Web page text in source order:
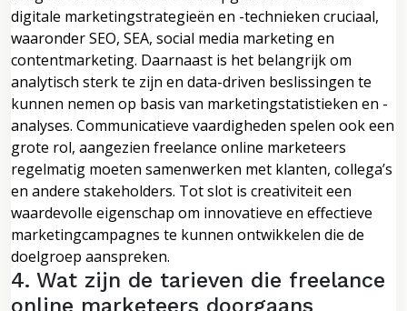
digitale marketingstrategieën en -technieken cruciaal,
waaronder SEO, SEA, social media marketing en
contentmarketing. Daarnaast is het belangrijk om
analytisch sterk te zijn en data-driven beslissingen te
kunnen nemen op basis van marketingstatistieken en -
analyses. Communicatieve vaardigheden spelen ook een
grote rol, aangezien freelance online marketeers
regelmatig moeten samenwerken met klanten, collega’s
en andere stakeholders. Tot slot is creativiteit een
waardevolle eigenschap om innovatieve en effectieve
marketingcampagnes te kunnen ontwikkelen die de
doelgroep aanspreken.
4. Wat zijn de tarieven die freelance
online marketeers doorgaans